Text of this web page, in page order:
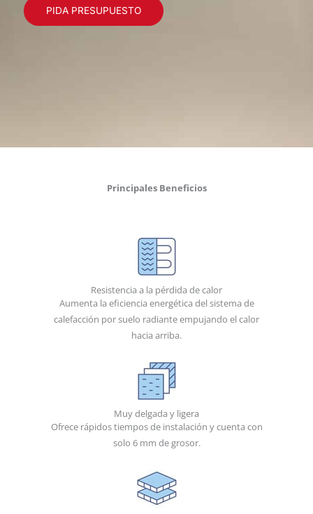
PIDA PRESUPUESTO
Principales Beneficios
Resistencia a la pérdida de calor
Aumenta la eficiencia energética del sistema de
calefacción por suelo radiante empujando el calor
hacia arriba.
Muy delgada y ligera
Ofrece rápidos tiempos de instalación y cuenta con
solo 6 mm de grosor.